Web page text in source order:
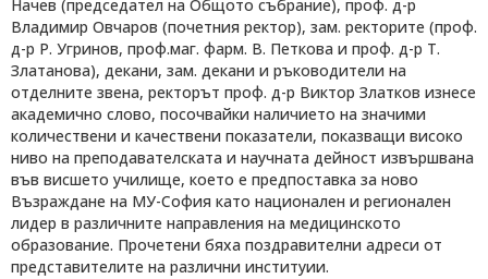
Начев (председател на Общото събрание), проф. д-р
Владимир Овчаров (почетния ректор), зам. ректорите (проф.
д-р Р. Угринов, проф.маг. фарм. В. Петкова и проф. д-р Т.
Златанова), декани, зам. декани и ръководители на
отделните звена, ректорът проф. д-р Виктор Златков изнесе
академично слово, посочвайки наличието на значими
количествени и качествени показатели, показващи високо
ниво на преподавателската и научната дейност извършвана
във висшето училище, което е предпоставка за ново
Възраждане на МУ-София като национален и регионален
лидер в различните направления на медицинското
образование. Прочетени бяха поздравителни адреси от
представителите на различни институии.